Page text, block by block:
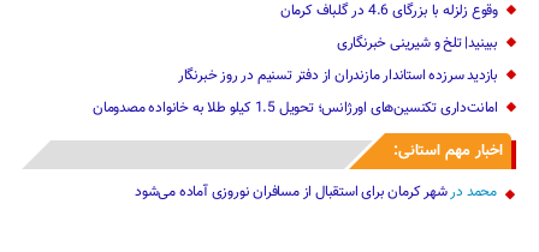
وقوع زلزله با بزرگای 4.6 در گلباف کرمان
ببینید| تلخ و شیرینی خبرنگاری
بازدید سرزده ‌استاندار مازندران از دفتر تسنیم ‌در روز خبرنگار
امانت‌داری تکنسین‌های اورژانس؛ تحویل 1.5 کیلو طلا به خانواده مصدومان
اخبار مهم استانی:
محمد درشهر کرمان برای استقبال از مسافران نوروزی آماده می‌شود